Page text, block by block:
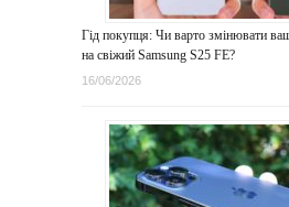
Гід покупця: Чи варто змінювати
на свіжий Samsung S25 FE?
16/06/2026